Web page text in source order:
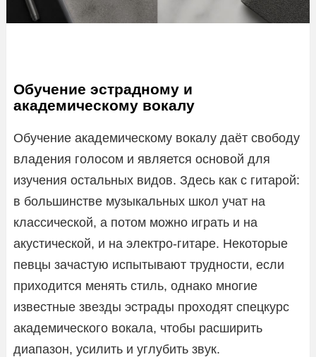
Обучение эстрадному и
академическому вокалу
Обучение академическому вокалу даёт свободу
владения голосом и является основой для
изучения остальных видов. Здесь как с гитарой:
в большинстве музыкальных школ учат на
классической, а потом можно играть и на
акустической, и на электро-гитаре. Некоторые
певцы зачастую испытывают трудности, если
приходится менять стиль, однако многие
известные звезды эстрады проходят спецкурс
академического вокала, чтобы расширить
диапазон, усилить и углубить звук.